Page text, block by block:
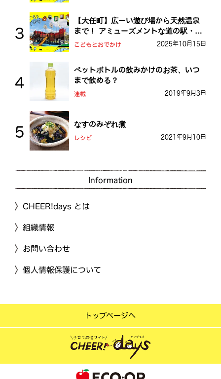
【大任町】広ーい遊び場から天然温泉
まで！ アミューズメントな道の駅・お
おとう桜街道
こどもとおでかけ 2025年10月15日
ペットボトルの飲みかけのお茶、いつ
まで飲める？
連載 2019年9月3日
なすのみぞれ煮
レシピ 2021年9月10日
Information
CHEER!days とは
組織情報
お問い合わせ
個人情報保護について
トップページへ